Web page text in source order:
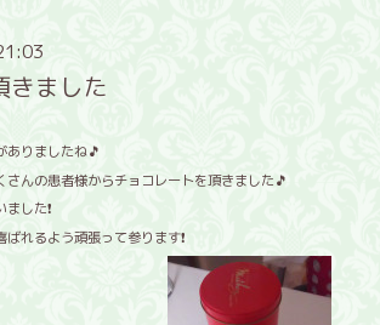
きました
ありましたね🎵
さんの患者様からチョコレートを頂きました🎵
した❗
れるよう頑張って参ります❗